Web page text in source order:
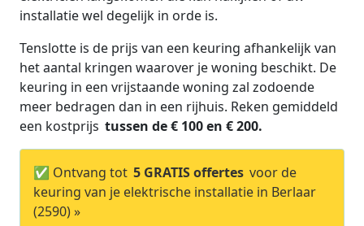
installatie wel degelijk in orde is.
Tenslotte is de prijs van een keuring afhankelijk van
het aantal kringen waarover je woning beschikt. De
keuring in een vrijstaande woning zal zodoende
meer bedragen dan in een rijhuis. Reken gemiddeld
een kostprijs tussen de € 100 en € 200.
✅ Ontvang tot 5 GRATIS offertes voor de
keuring van je elektrische installatie in Berlaar
(2590) »